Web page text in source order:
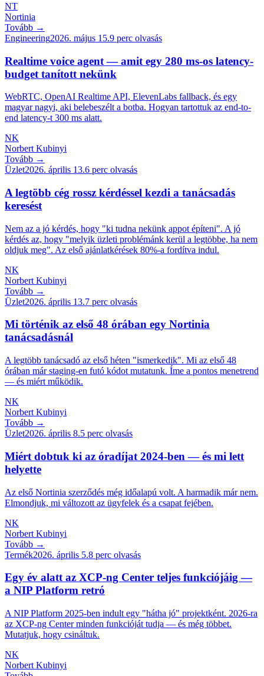
NT
Nortinia
Tovább →
Engineering2026. május 15.9 perc olvasás
Realtime voice agent — amit egy 280 ms-os latency-
budget tanított nekünk
WebRTC, OpenAI Realtime API, ElevenLabs fallback, és egy
magyar nagyi, aki belebeszélt a botba. Hogyan tartottuk az end-to-
end latency-t 300 ms alatt.
NK
Norbert Kubinyi
Tovább →
Üzlet2026. április 13.6 perc olvasás
A legtöbb cég rossz kérdéssel kezdi a tanácsadás
keresést
Nem az a jó kérdés, hogy "ki tudna nekünk appot építeni". A jó
kérdés az, hogy "melyik üzleti problémánk kerül a legtöbbe, ha nem
oldjuk meg". Az első ajánlatkérések 80%-a fordítva indul.
NK
Norbert Kubinyi
Tovább →
Üzlet2026. április 13.7 perc olvasás
Mi történik az első 48 órában egy Nortinia
tanácsadásnál
A legtöbb tanácsadó az első héten "ismerkedik". Mi az első 48
órában már staging-en futó kódot mutatunk. Íme a pontos menetrend
— és miért működik.
NK
Norbert Kubinyi
Tovább →
Üzlet2026. április 8.5 perc olvasás
Miért dobtuk ki az óradíjat 2024-ben — és mi lett
helyette
Az első Nortinia szerződés még időalapú volt. A harmadik már nem.
Elmondjuk, mi változott az ügyfelek és a csapat fejében.
NK
Norbert Kubinyi
Tovább →
Termék2026. április 5.8 perc olvasás
Egy év alatt az XCP-ng Center teljes funkciójáig —
a NIP Platform retró
A NIP Platform 2025-ben indult egy "hátha jó" projektként. 2026-ra
az XCP-ng Center minden funkcióját tudja — és még többet.
Mutatjuk, hogy csináltuk.
NK
Norbert Kubinyi